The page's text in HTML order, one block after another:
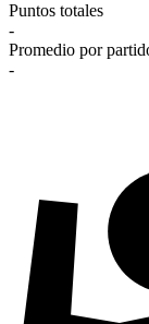
Puntos totales
-
Promedio por
-